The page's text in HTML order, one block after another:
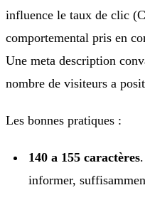
influence le taux de clic
comportemental pris en
Une meta description
nombre de visiteurs a
Les bonnes pratiques :
140 a 155 caractères
informer,